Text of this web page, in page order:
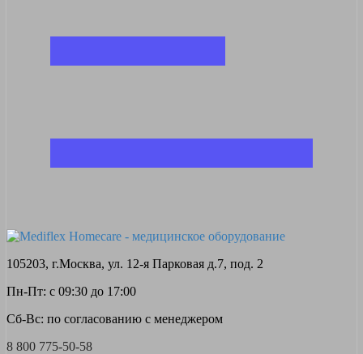
105203, г.Москва, ул. 12-я Парковая д.7, под. 2
Пн-Пт: с 09:30 до 17:00
Сб-Вс: по согласованию с менеджером
8 800 775-50-58